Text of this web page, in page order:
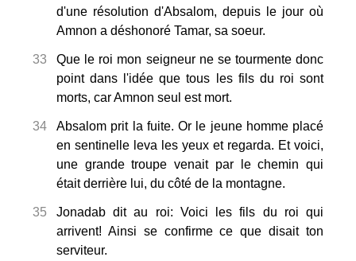
d'une résolution d'Absalom, depuis le jour où
Amnon a déshonoré Tamar, sa soeur.
33
Que le roi mon seigneur ne se tourmente donc
point dans l'idée que tous les fils du roi sont
morts, car Amnon seul est mort.
34
Absalom prit la fuite. Or le jeune homme placé
en sentinelle leva les yeux et regarda. Et voici,
une grande troupe venait par le chemin qui
était derrière lui, du côté de la montagne.
35
Jonadab dit au roi: Voici les fils du roi qui
arrivent! Ainsi se confirme ce que disait ton
serviteur.